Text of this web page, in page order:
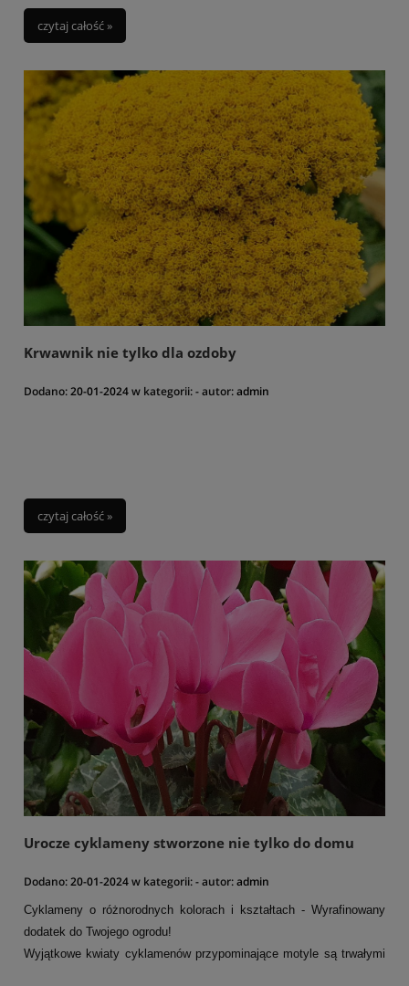
czytaj całość »
Krwawnik nie tylko dla ozdoby
Dodano:20-01-2024w kategorii:-autor:admin
czytaj całość »
Urocze cyklameny stworzone nie tylko do domu
Dodano:20-01-2024w kategorii:-autor:admin
Cyklameny o różnorodnych kolorach i kształtach - Wyrafinowany
dodatek do Twojego ogrodu!
Wyjątkowe kwiaty cyklamenów przypominające motyle są trwałymi